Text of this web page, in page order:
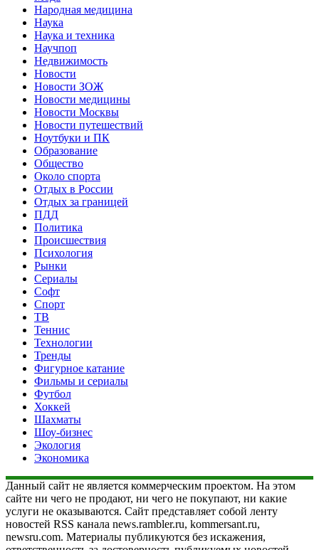
Народная медицина
Наука
Наука и техника
Научпоп
Недвижимость
Новости
Новости ЗОЖ
Новости медицины
Новости Москвы
Новости путешествий
Ноутбуки и ПК
Образование
Общество
Около спорта
Отдых в России
Отдых за границей
ПДД
Политика
Происшествия
Психология
Рынки
Сериалы
Софт
Спорт
ТВ
Теннис
Технологии
Тренды
Фигурное катание
Фильмы и сериалы
Футбол
Хоккей
Шахматы
Шоу-бизнес
Экология
Экономика
Данный сайт не является коммерческим проектом. На этом
сайте ни чего не продают, ни чего не покупают, ни какие
услуги не оказываются. Сайт представляет собой ленту
новостей RSS канала news.rambler.ru, kommersant.ru,
newsru.com. Материалы публикуются без искажения,